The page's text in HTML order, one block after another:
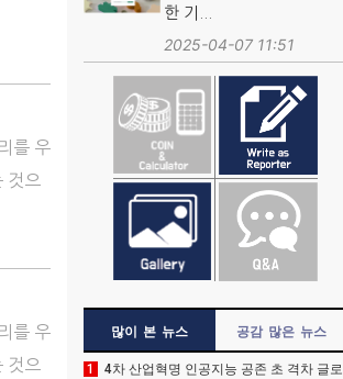
를 우
것으
를 우
것으
한 기...
2025-04-07 11:51
많이 본 뉴스 공감 많은 뉴스
1
4차 산업혁명 인공지능 공존 초 격차 글로